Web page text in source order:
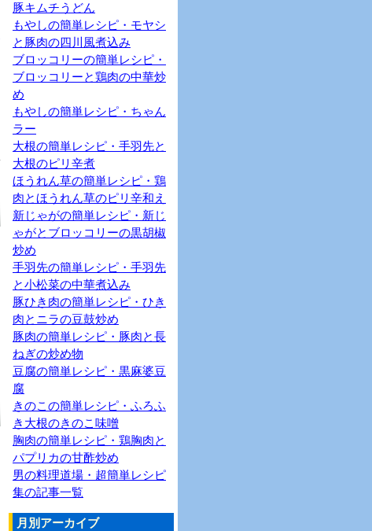
豚キムチうどん
もやしの簡単レシピ・モヤシ
と豚肉の四川風煮込み
ブロッコリーの簡単レシピ・
ブロッコリーと鶏肉の中華炒
め
もやしの簡単レシピ・ちゃん
ラー
大根の簡単レシピ・手羽先と
大根のピリ辛煮
ほうれん草の簡単レシピ・鶏
肉とほうれん草のピリ辛和え
新じゃがの簡単レシピ・新じ
ゃがとブロッコリーの黒胡椒
炒め
手羽先の簡単レシピ・手羽先
と小松菜の中華煮込み
豚ひき肉の簡単レシピ・ひき
肉とニラの豆鼓炒め
豚肉の簡単レシピ・豚肉と長
ねぎの炒め物
豆腐の簡単レシピ・黒麻婆豆
腐
きのこの簡単レシピ・ふろふ
き大根のきのこ味噌
胸肉の簡単レシピ・鶏胸肉と
パプリカの甘酢炒め
男の料理道場・超簡単レシピ
集の記事一覧
月別アーカイブ